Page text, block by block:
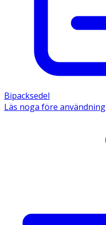
Bipacksedel
Läs noga före användning